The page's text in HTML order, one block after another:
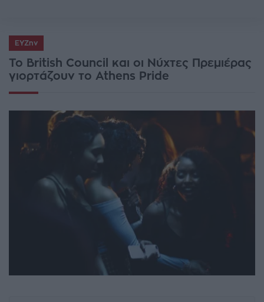
ΕΥΖην
To British Council και οι Νύχτες Πρεμιέρας
γιορτάζουν το Athens Pride